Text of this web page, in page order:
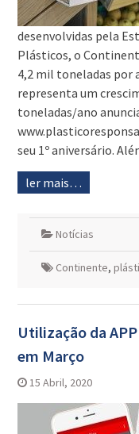
desenvolvidas pela
Plásticos, o
4,2 mil toneladas por
representa um
toneladas/ano
seu 1º aniversário.
ler mais…
Notícias
Continente,
Utilização da
em Março
15 Abril, 2020